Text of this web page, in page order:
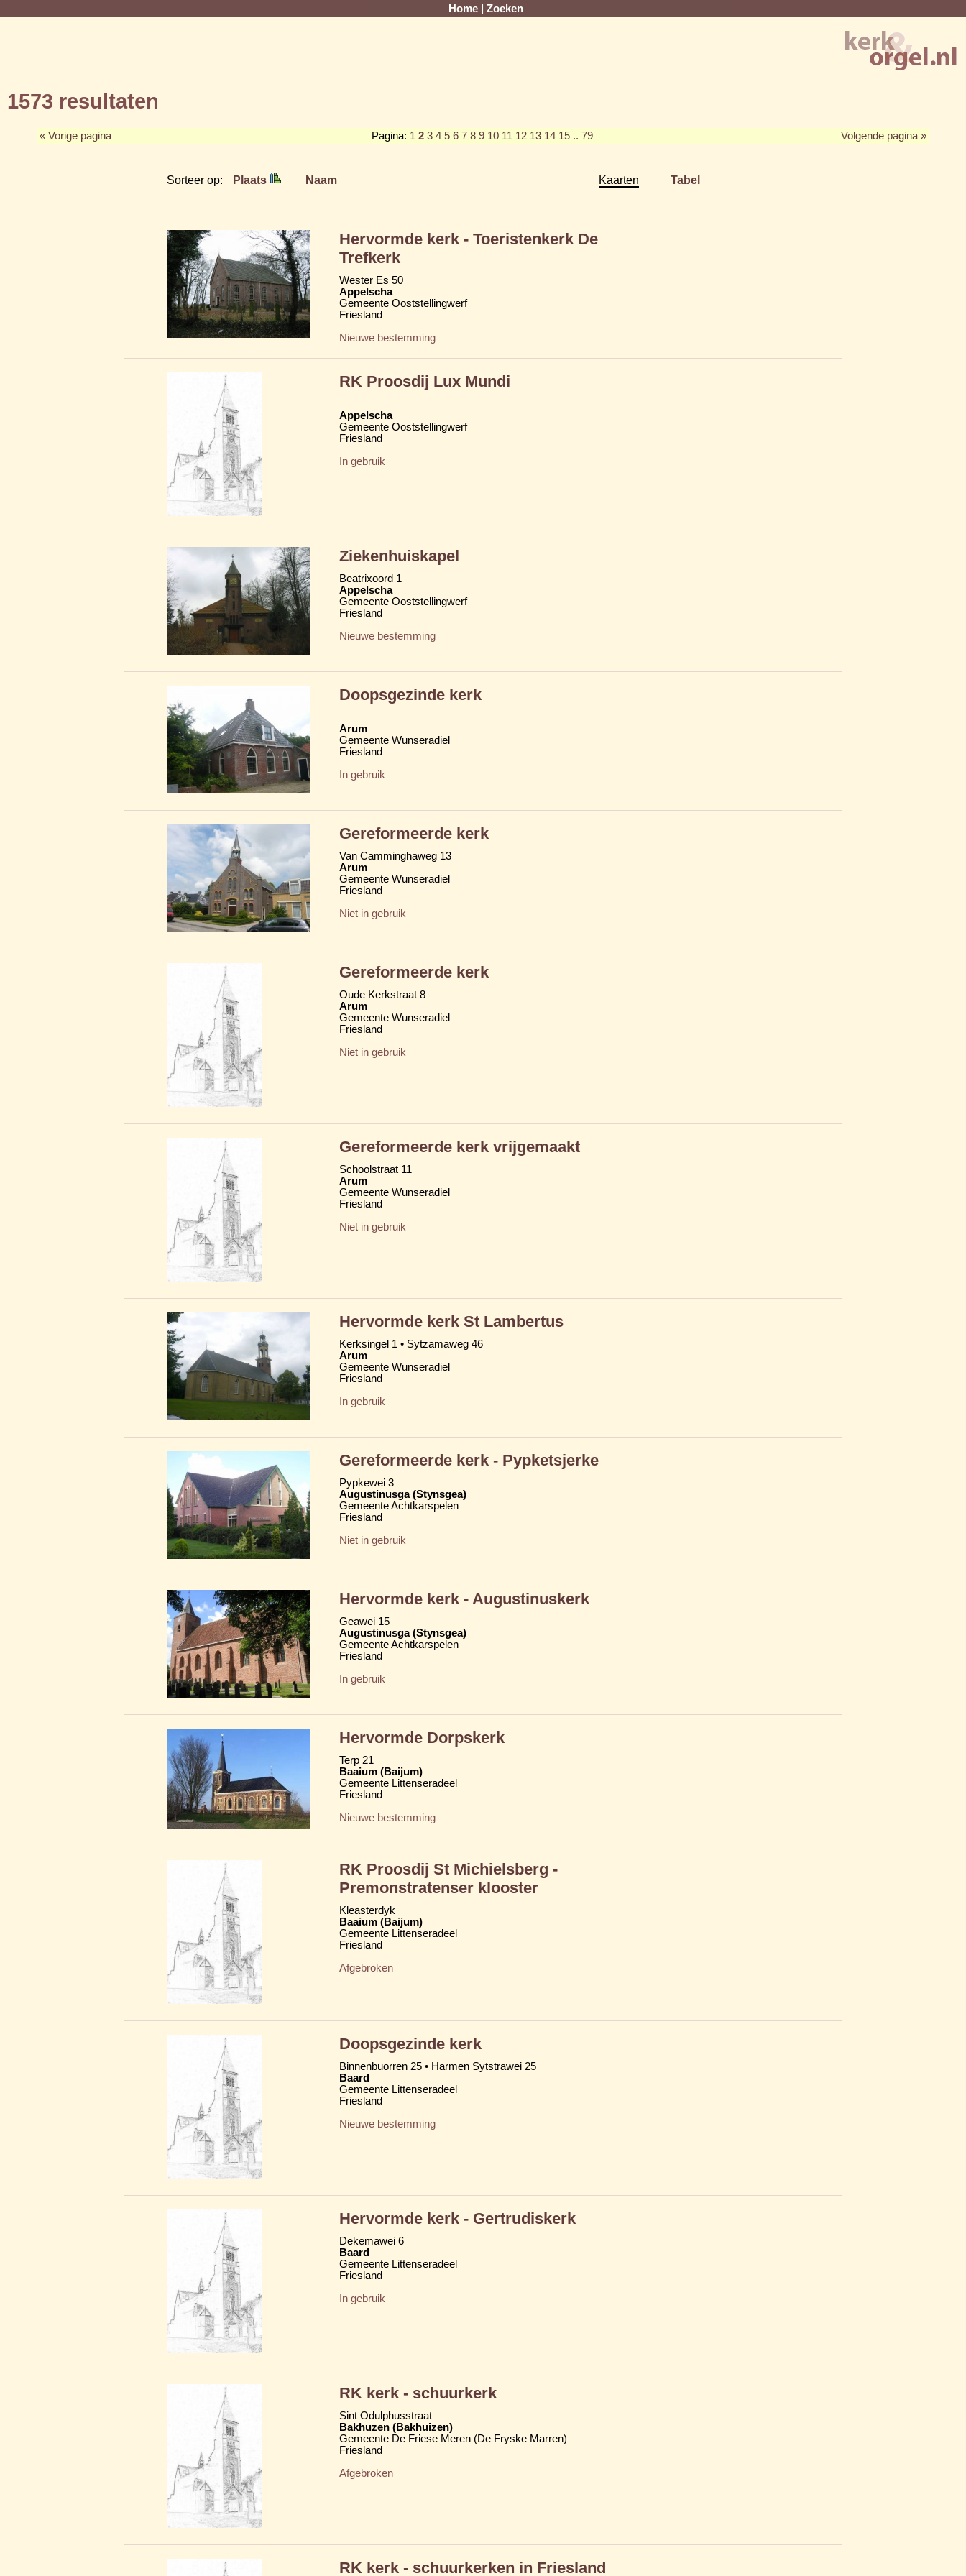
Home Zoeken
1573 resultaten
« Vorige pagina Pagina: 1 2 3 4 5 6 7 8 9 10 11 12 13 14 15 .. 79 Volgende pagina »
Sorteer op: Plaats Naam Kaarten Tabel
Hervormde kerk - Toeristenkerk De
Trefkerk
Wester Es 50
Appelscha
Gemeente Ooststellingwerf
Friesland
Nieuwe bestemming
RK Proosdij Lux Mundi
Appelscha
Gemeente Ooststellingwerf
Friesland
In gebruik
Ziekenhuiskapel
Beatrixoord 1
Appelscha
Gemeente Ooststellingwerf
Friesland
Nieuwe bestemming
Doopsgezinde kerk
Arum
Gemeente Wunseradiel
Friesland
In gebruik
Gereformeerde kerk
Van Camminghaweg 13
Arum
Gemeente Wunseradiel
Friesland
Niet in gebruik
Gereformeerde kerk
Oude Kerkstraat 8
Arum
Gemeente Wunseradiel
Friesland
Niet in gebruik
Gereformeerde kerk vrijgemaakt
Schoolstraat 11
Arum
Gemeente Wunseradiel
Friesland
Niet in gebruik
Hervormde kerk St Lambertus
Kerksingel 1 • Sytzamaweg 46
Arum
Gemeente Wunseradiel
Friesland
In gebruik
Gereformeerde kerk - Pypketsjerke
Pypkewei 3
Augustinusga (Stynsgea)
Gemeente Achtkarspelen
Friesland
Niet in gebruik
Hervormde kerk - Augustinuskerk
Geawei 15
Augustinusga (Stynsgea)
Gemeente Achtkarspelen
Friesland
In gebruik
Hervormde Dorpskerk
Terp 21
Baaium (Baijum)
Gemeente Littenseradeel
Friesland
Nieuwe bestemming
RK Proosdij St Michielsberg -
Premonstratenser klooster
Kleasterdyk
Baaium (Baijum)
Gemeente Littenseradeel
Friesland
Afgebroken
Doopsgezinde kerk
Binnenbuorren 25 • Harmen Sytstrawei 25
Baard
Gemeente Littenseradeel
Friesland
Nieuwe bestemming
Hervormde kerk - Gertrudiskerk
Dekemawei 6
Baard
Gemeente Littenseradeel
Friesland
In gebruik
RK kerk - schuurkerk
Sint Odulphusstraat
Bakhuzen (Bakhuizen)
Gemeente De Friese Meren (De Fryske Marren)
Friesland
Afgebroken
RK kerk - schuurkerken in Friesland